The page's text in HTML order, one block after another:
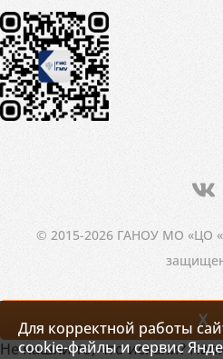
© 2015-2026 ГАНОУ МО «ЦО
Для корректной работы
cookie-файлы и сервис
X
Не нашли то, что искали?